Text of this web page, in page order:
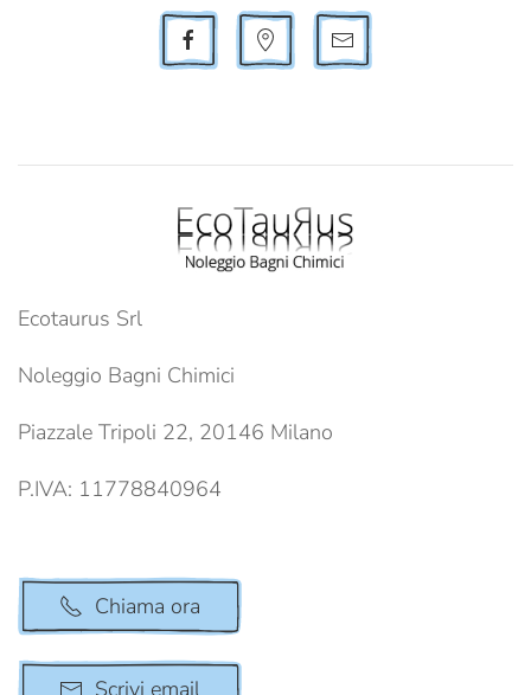
Ecotaurus Srl
Noleggio Bagni Chimici
Piazzale Tripoli 22, 20146 Milano
P.IVA: 11778840964
Chiama ora